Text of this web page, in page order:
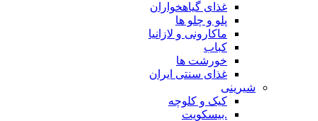
غذای گیاهخواران
پلو و چلو ها
ماکارونی و لازانیا
کباب
خورشت ها
غذای سنتی ایران
شیرینی
کیک و کلوچه
.بیسکویت